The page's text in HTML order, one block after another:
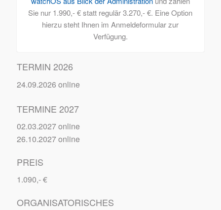
Sie nur 1.990,- € statt regulär 3.270,- €. Eine Option
hierzu steht Ihnen im Anmeldeformular zur
Verfügung.
TERMIN 2026
24.09.2026 online
TERMINE 2027
02.03.2027 online
26.10.2027 online
PREIS
1.090,- €
ORGANISATORISCHES